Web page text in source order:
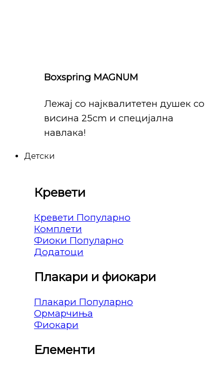
Boxspring MAGNUM
Лежај со најквалитетен душек со
висина 25cm и специјална
навлака!
Детски
Кревети
Кревети
Комплети
Фиоки
Додатоци
Плакари и фиокари
Плакари
Ормарчиња
Фиокари
Елементи